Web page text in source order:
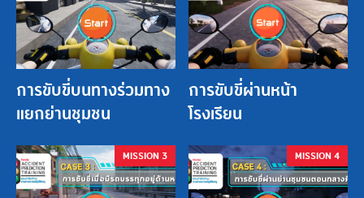
การขับขี่บนทางร่วมทาง
แยกย่านชุมชน
การขับขี่ผ่านหน้า
โรงเรียน
MISSION 3 MISSION 4